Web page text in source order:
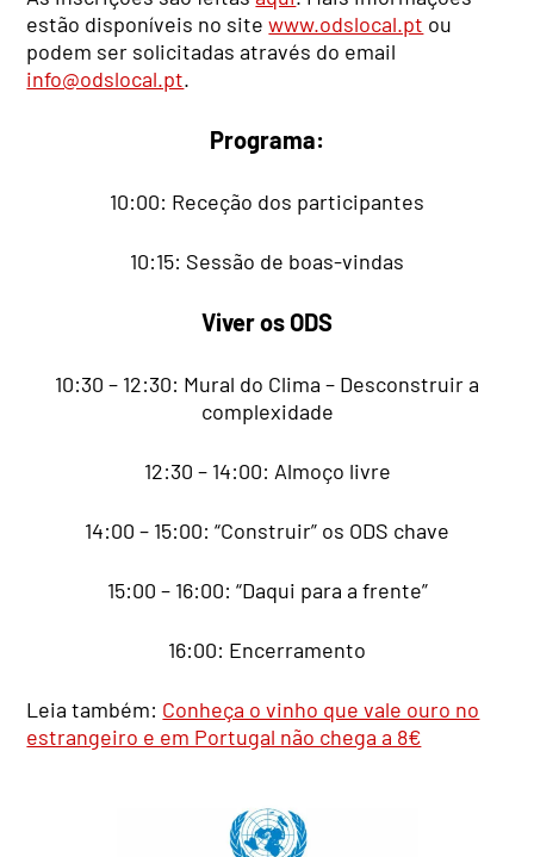
estão disponíveis no sitewww.odslocal.pt ou
podem ser solicitadas através do email
info@odslocal.pt.
Programa:
10:00: Receção dos participantes
10:15: Sessão de boas-vindas
Viver os ODS
10:30 – 12:30: Mural do Clima – Desconstruir a
complexidade
12:30 – 14:00: Almoço livre
14:00 – 15:00: “Construir” os ODS chave
15:00 – 16:00: “Daqui para a frente”
16:00: Encerramento
Leia também: Conheça o vinho que vale ouro no
estrangeiro e em Portugal não chega a 8€